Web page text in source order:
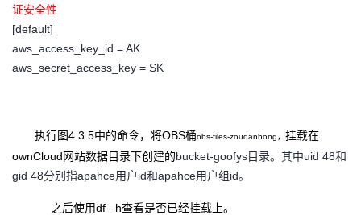
证安全性
[default]
aws_access_key_id = AK
aws_secret_access_key = SK
执行图4.3.5中的命令，将OBS桶obs-files-zoudanhong， 挂载在
ownCloud网站数据目录下创建的bucket-goofys目录。其中uid 48和
gid 48分别指apahce用户id和apahce用户组id。
之后使用df –h查看是否已经挂载上。